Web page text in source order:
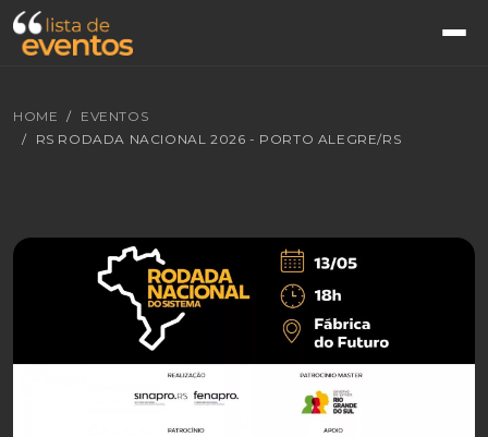
HOME
EVENTOS
RS RODADA NACIONAL 2026 - PORTO ALEGRE/RS